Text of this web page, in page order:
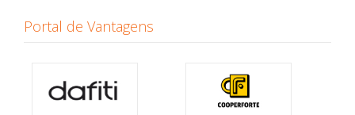
Portal de Vantagens